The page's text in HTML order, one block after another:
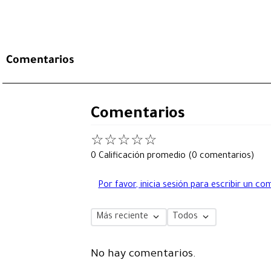
Comentarios
Comentarios
☆☆☆☆☆
0 Calificación promedio (0 comentarios)
Por favor, inicia sesión para escribir un
Más reciente Todos
No hay comentarios.